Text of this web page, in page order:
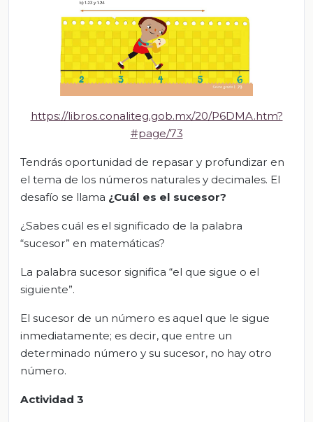
https://libros.conaliteg.gob.mx/20/P6DMA.htm?
#page/73
Tendrás oportunidad de repasar y profundizar en
el tema de los números naturales y decimales. El
desafío se llama ¿Cuál es el sucesor?
¿Sabes cuál es el significado de la palabra
“sucesor” en matemáticas?
La palabra sucesor significa “el que sigue o el
siguiente”.
El sucesor de un número es aquel que le sigue
inmediatamente; es decir, que entre un
determinado número y su sucesor, no hay otro
número.
Actividad 3